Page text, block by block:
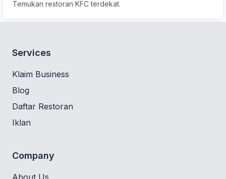
Temukan restoran KFC terdekat.
Services
Klaim Business
Blog
Daftar Restoran
Iklan
Company
About Us